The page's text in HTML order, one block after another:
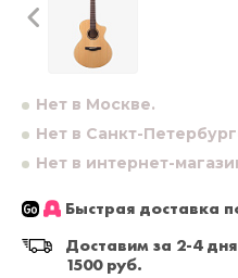
Нет в Москве.
Нет в Санкт-
Нет в интернет-
Быстрая доставка
Доставим за 2-4
1500 руб.